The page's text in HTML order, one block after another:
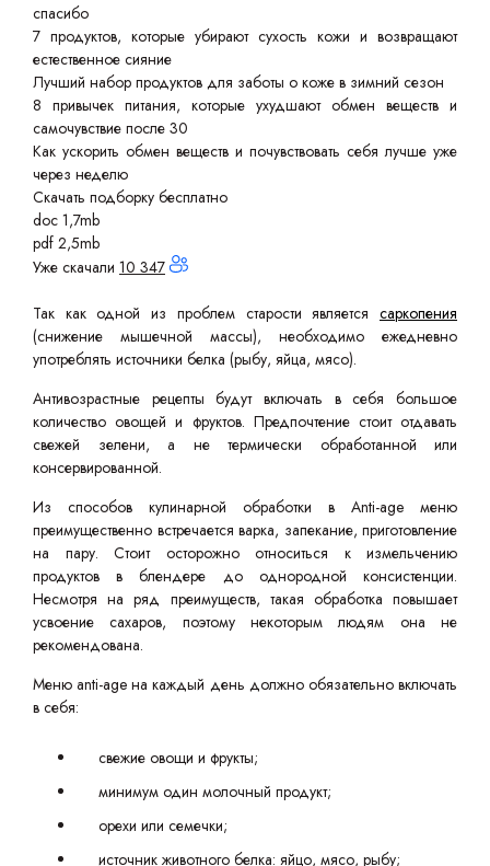
спасибо
7 продуктов, которые убирают сухость кожи и возвращают
естественное сияние
Лучший набор продуктов для заботы о коже в зимний сезон
8 привычек питания, которые ухудшают обмен веществ и
самочувствие после 30
Как ускорить обмен веществ и почувствовать себя лучше уже
через неделю
Скачать подборку бесплатно
doc 1,7mb
pdf 2,5mb
Уже скачали 10 347
Так как одной из проблем старости является саркопения
(снижение мышечной массы), необходимо ежедневно
употреблять источники белка (рыбу, яйца, мясо).
Антивозрастные рецепты будут включать в себя большое
количество овощей и фруктов. Предпочтение стоит отдавать
свежей зелени, а не термически обработанной или
консервированной.
Из способов кулинарной обработки в Anti-age меню
преимущественно встречается варка, запекание, приготовление
на пару. Стоит осторожно относиться к измельчению
продуктов в блендере до однородной консистенции.
Несмотря на ряд преимуществ, такая обработка повышает
усвоение сахаров, поэтому некоторым людям она не
рекомендована.
Меню anti-age на каждый день должно обязательно включать
в себя:
свежие овощи и фрукты;
минимум один молочный продукт;
орехи или семечки;
источник животного белка: яйцо, мясо, рыбу;